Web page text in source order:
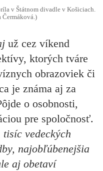
v Štátnom divadle v Košiciach.
už cez víkend
ktorých tváre
obrazoviek či
je známa aj za
o osobnosti,
pre spoločnosť.
vedeckých
najobľúbenejšia
aj obetaví